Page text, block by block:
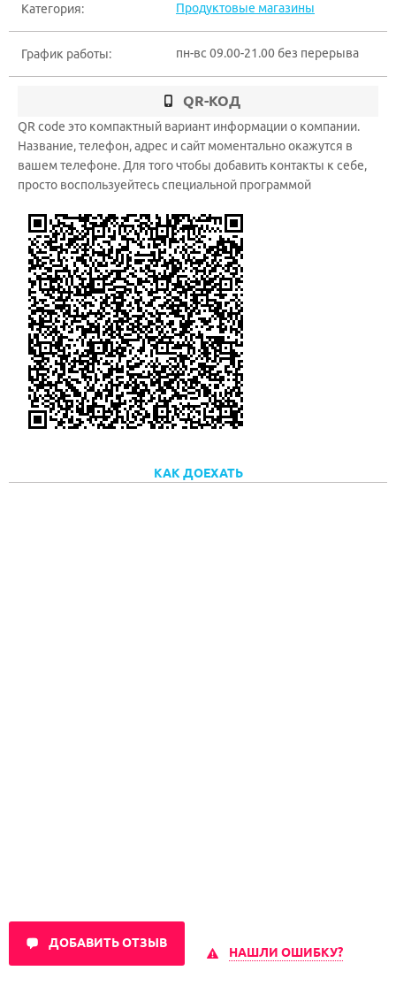
Категория: Продуктовые магазины
График работы: пн-вс 09.00-21.00 без перерыва
QR-КОД
QR code это компактный вариант информации о компании.
Название, телефон, адрес и сайт моментально окажутся в
вашем телефоне. Для того чтобы добавить контакты к себе,
просто воспользуейтесь специальной программой
КАК ДОЕХАТЬ
ДОБАВИТЬ ОТЗЫВ
НАШЛИ ОШИБКУ?